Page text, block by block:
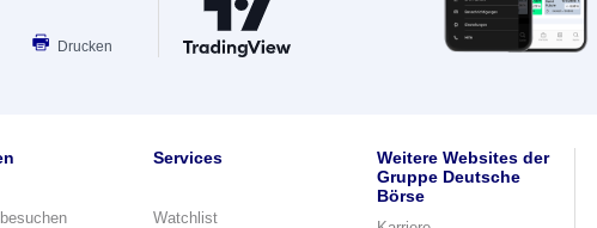
Drucken
Services
Watchlist
Weitere Websites der
Gruppe Deutsche
Börse